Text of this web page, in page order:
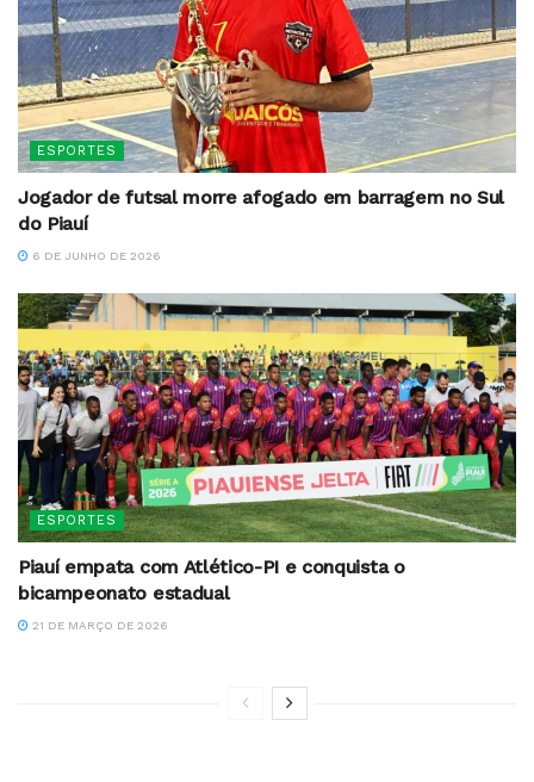
ESPORTES
Jogador de futsal morre afogado em barragem no Sul
do Piauí
6 DE JUNHO DE 2026
ESPORTES
Piauí empata com Atlético-PI e conquista o
bicampeonato estadual
21 DE MARÇO DE 2026